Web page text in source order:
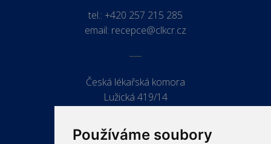
Používáme soubory
tel.: +420 257 215 285
email: recepce@clkcr.cz
Česká lékařská komora
Lužická 419/14